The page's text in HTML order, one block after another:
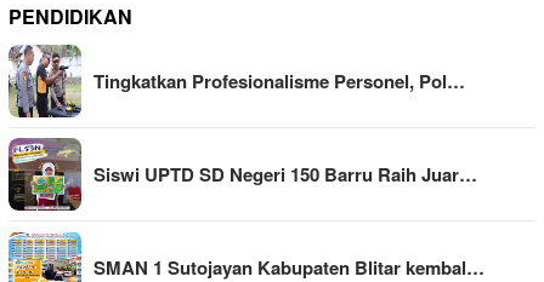
PENDIDIKAN
Tingkatkan Profesionalisme Personel, Pol…
Siswi UPTD SD Negeri 150 Barru Raih Juar…
SMAN 1 Sutojayan Kabupaten Blitar kembal…